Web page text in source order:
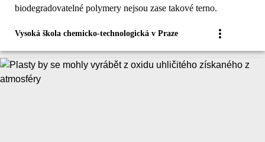
biodegradovatelné polymery nejsou zase takové terno.
Vysoká škola chemicko-technologická v Praze